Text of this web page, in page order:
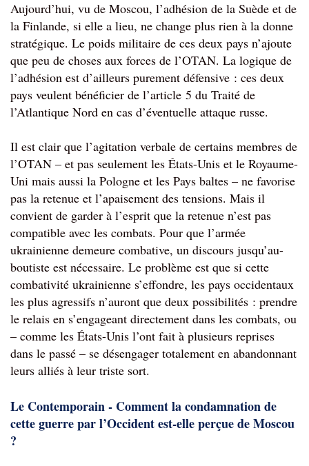
Aujourd’hui, vu de Moscou, l’adhésion de la Suède et de
la Finlande, si elle a lieu, ne change plus rien à la donne
stratégique. Le poids militaire de ces deux pays n’ajoute
que peu de choses aux forces de l’OTAN. La logique de
l’adhésion est d’ailleurs purement défensive : ces deux
pays veulent bénéficier de l’article 5 du Traité de
l’Atlantique Nord en cas d’éventuelle attaque russe.
Il est clair que l’agitation verbale de certains membres de
l’OTAN – et pas seulement les États-Unis et le Royaume-
Uni mais aussi la Pologne et les Pays baltes – ne favorise
pas la retenue et l’apaisement des tensions. Mais il
convient de garder à l’esprit que la retenue n’est pas
compatible avec les combats. Pour que l’armée
ukrainienne demeure combative, un discours jusqu’au-
boutiste est nécessaire. Le problème est que si cette
combativité ukrainienne s’effondre, les pays occidentaux
les plus agressifs n’auront que deux possibilités : prendre
le relais en s’engageant directement dans les combats, ou
– comme les États-Unis l’ont fait à plusieurs reprises
dans le passé – se désengager totalement en abandonnant
leurs alliés à leur triste sort.
Le Contemporain - Comment la condamnation de
?